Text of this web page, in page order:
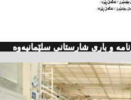
و باری شارستانی سلێمانیه‌وه‌